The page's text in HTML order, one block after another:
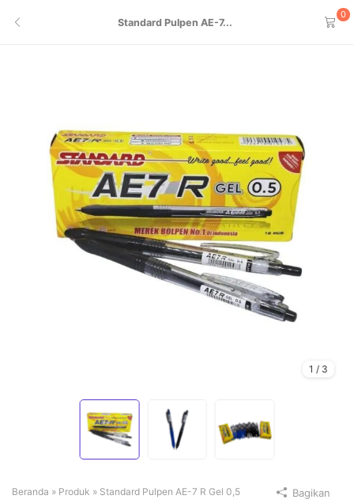
Standard Pulpen AE-7...
0
1 / 3
Beranda » Produk » Standard Pulpen AE-7 R Gel 0,5
Bagikan